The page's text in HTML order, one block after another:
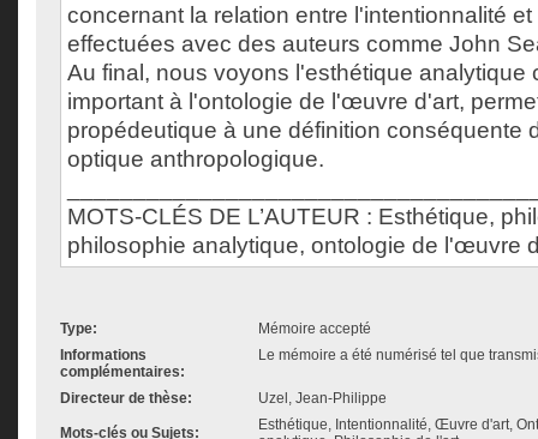
concernant la relation entre l'intentionnalité
effectuées avec des auteurs comme John
Au final, nous voyons l'esthétique analytique
important à l'ontologie de l'œuvre d'art,
propédeutique à une définition conséquente
optique anthropologique.
MOTS-CLÉS DE L’AUTEUR : Esthétique,
philosophie analytique, ontologie de l'œuvre
Type:
Mémoire accepté
Informations
complémentaires:
Le mémoire a été numérisé tel que
Directeur de thèse: Uzel, Jean-Philippe
Mots-clés ou Sujets:
Esthétique, Intentionnalité, Œuvre d'art,